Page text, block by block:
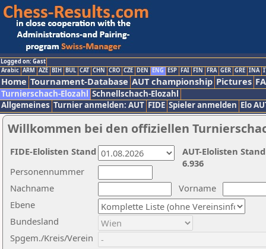
Logged on: Gast
Arabic ARM AZE BIH BUL CAT CHN CRO CZE DEN ENG ESP FAI FIN FRA GER GRE INA
Home Tournament-Database AUT championship Pictures
Turnierschach-Elozahl Schnellschach-Elozahl
Allgemeines Turnier anmelden: AUT FIDE Spieler anmelden Elo
Willkommen bei den offiziellen
Nachname
Vorname
Ebene
Personennummer
Bundesland
Spgem./Kreis/Verein
AUT-Elolisten
6.936
FIDE-Elolisten Stand